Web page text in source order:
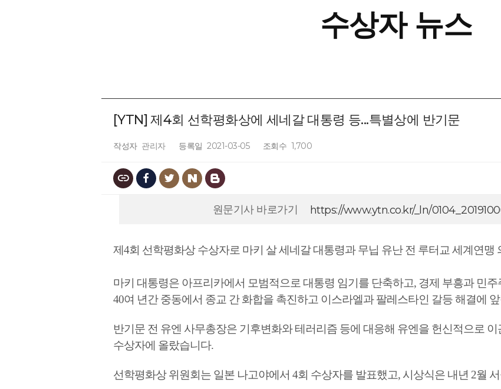
수상자 뉴스
[YTN] 제4회 선학평화상에 세네갈 대통령 등...특별상에 반기문
작성자 관리자 등록일 2021-03-05 조회수 1,700
원문기사 바로가기 https://www.ytn.co.kr/_ln/
제4회 선학평화상 수상자로 마키 살 세네갈 대통령과 무닙 유난 전 루터교 세계연맹
마키 대통령은 아프리카에서 모범적으로 대통령 임기를 단축하고, 경제 부흥과 민
40여 년간 중동에서 종교 간 화합을 촉진하고 이스라엘과 팔레스타인 갈등 해결에
반기문 전 유엔 사무총장은 기후변화와 테러리즘 등에 대응해 유엔을 헌신적으로
수상자에 올랐습니다.
선학평화상 위원회는 일본 나고야에서 4회 수상자를 발표했고, 시상식은 내년 2월